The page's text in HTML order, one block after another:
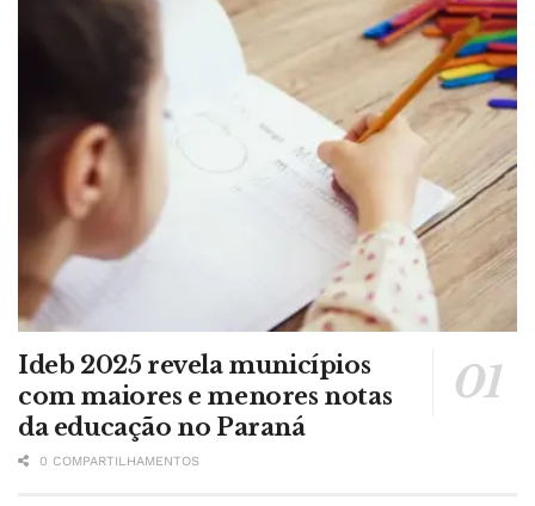
Ideb 2025 revela municípios
com maiores e menores notas
da educação no Paraná
0 COMPARTILHAMENTOS